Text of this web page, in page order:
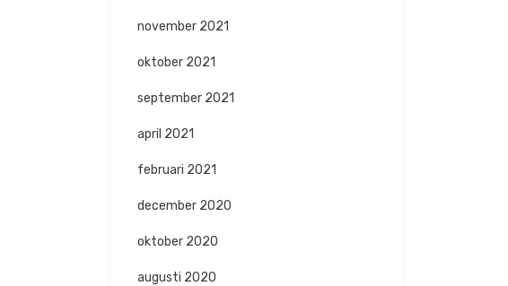
november 2021
oktober 2021
september 2021
april 2021
februari 2021
december 2020
oktober 2020
augusti 2020